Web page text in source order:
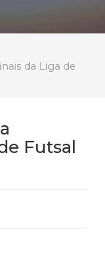
da Liga de
Futsal